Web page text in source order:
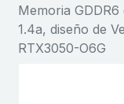
Memoria
1.4a, diseño de
RTX3050-O6G